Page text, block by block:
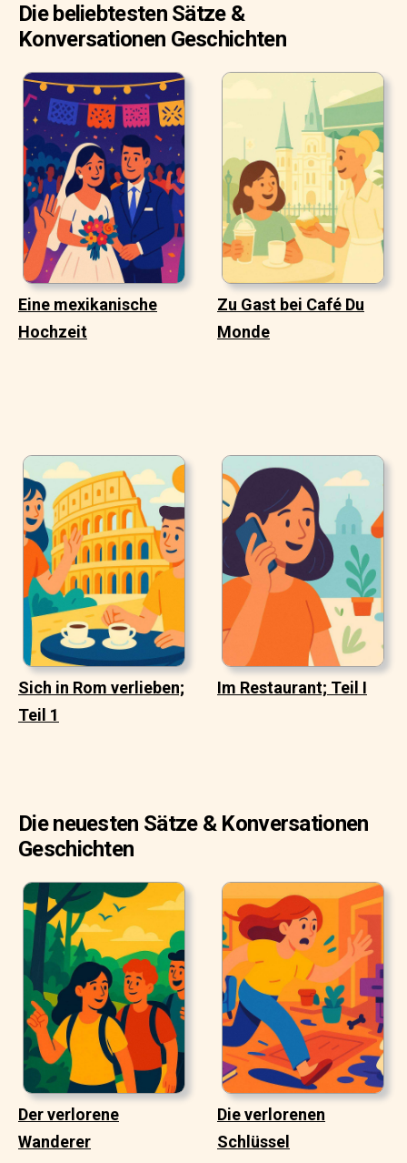
Die beliebtesten Sätze &
Konversationen Geschichten
Eine mexikanische
Hochzeit
Zu Gast bei Café Du
Monde
Sich in Rom verlieben;
Teil 1
Im Restaurant; Teil I
Die neuesten Sätze & Konversationen
Geschichten
Der verlorene
Wanderer
Die verlorenen
Schlüssel